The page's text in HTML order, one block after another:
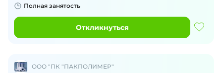
Полная занятость
Откликнуться
ООО "ПК "ПАКПОЛИМЕР"